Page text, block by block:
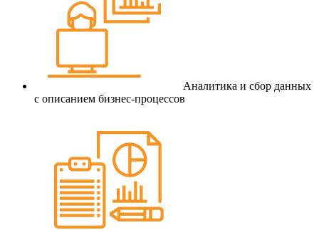
Аналитика и сбор данных
с описанием бизнес-процессов